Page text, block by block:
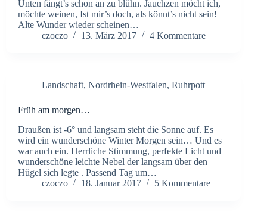
Unten fängt’s schon an zu blühn. Jauchzen möcht ich,
möchte weinen, Ist mir’s doch, als könnt’s nicht sein!
Alte Wunder wieder scheinen…
czoczo
13. März 2017 4 Kommentare
Landschaft, Nordrhein-Westfalen, Ruhrpott
Früh am morgen…
Draußen ist -6° und langsam steht die Sonne auf. Es
wird ein wunderschöne Winter Morgen sein… Und es
war auch ein. Herrliche Stimmung, perfekte Licht und
wunderschöne leichte Nebel der langsam über den
Hügel sich legte . Passend Tag um…
czoczo
18. Januar 2017 5 Kommentare